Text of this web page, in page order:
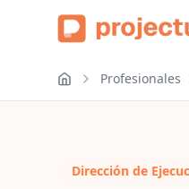
Profesionales
Dirección de